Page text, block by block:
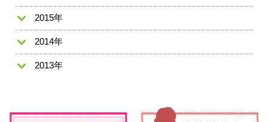
2015年
2014年
2013年